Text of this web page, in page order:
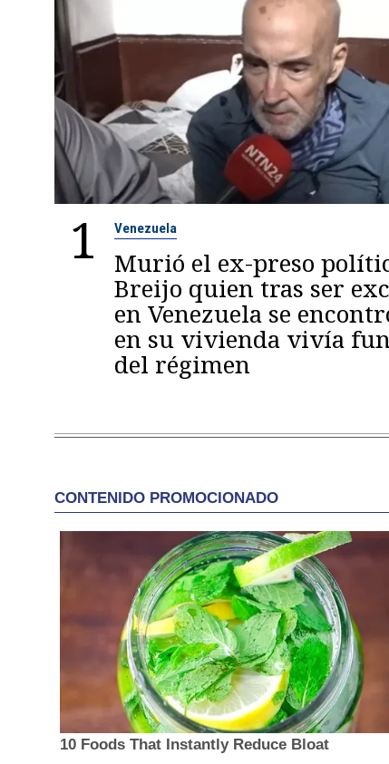
1 Venezuela
Murió el ex-preso
Breijo quien tras ser
en Venezuela se
en su vivienda vivía
del régimen